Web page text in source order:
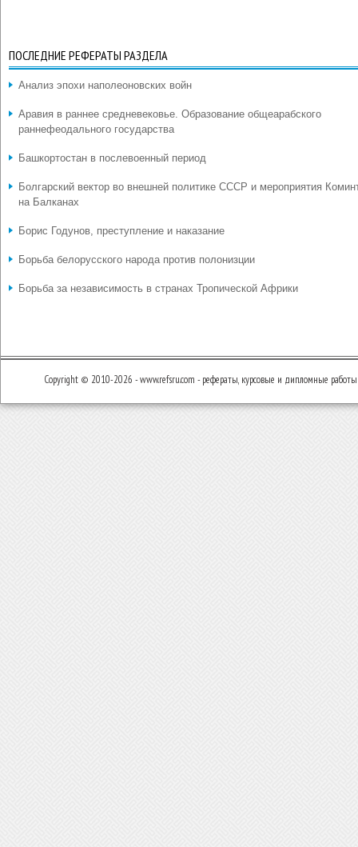
ПОСЛЕДНИЕ РЕФЕРАТЫ РАЗДЕЛА
Анализ эпохи наполеоновских войн
Аравия в раннее средневековье. Образование общеарабского
раннефеодального государства
Башкортостан в послевоенный период
Болгарский вектор во внешней политике СССР и мероприятия
на Балканах
Борис Годунов, преступление и наказание
Борьба белорусского народа против полонизции
Борьба за независимость в странах Тропической Африки
Copyright © 2010-2026 - www.refsru.com - рефераты, курсовые и дипломные работы